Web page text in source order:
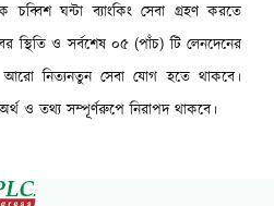
ঘন্টা ব্যাংকিং সেবা গ্রহণ করতে
স্থিতি ও সর্বশেষ ০৫ (পাঁচ) টি লেনদেনের
আরো নিত্যনতুন সেবা যোগ হতে থাকবে।
অর্থ ও তথ্য সম্পূর্ণরুপে নিরাপদ থাকবে।